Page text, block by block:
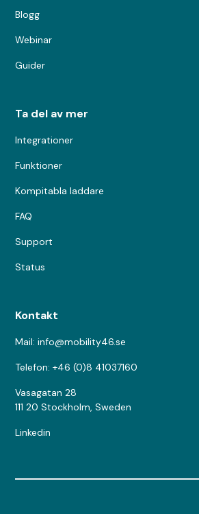
Blogg
Webinar
Guider
Ta del av mer
Integrationer
Funktioner
Kompitabla laddare
FAQ
Support
Status
Kontakt
Mail: info@mobility46.se
Telefon: +46 (0)8 41037160
Vasagatan 28
111 20 Stockholm, Sweden
Linkedin